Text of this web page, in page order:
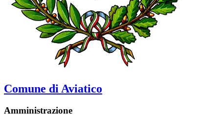
Comune di Aviatico
Amministrazione